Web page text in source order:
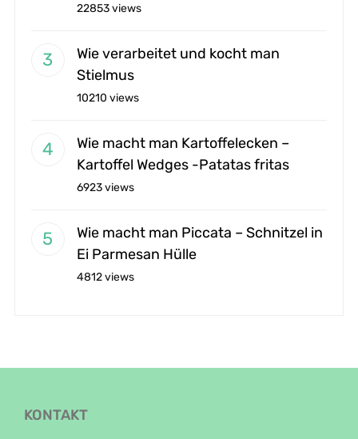
22853 views
Wie verarbeitet und kocht man
Stielmus
10210 views
Wie macht man Kartoffelecken –
Kartoffel Wedges -Patatas fritas
6923 views
Wie macht man Piccata – Schnitzel in
Ei Parmesan Hülle
4812 views
KONTAKT